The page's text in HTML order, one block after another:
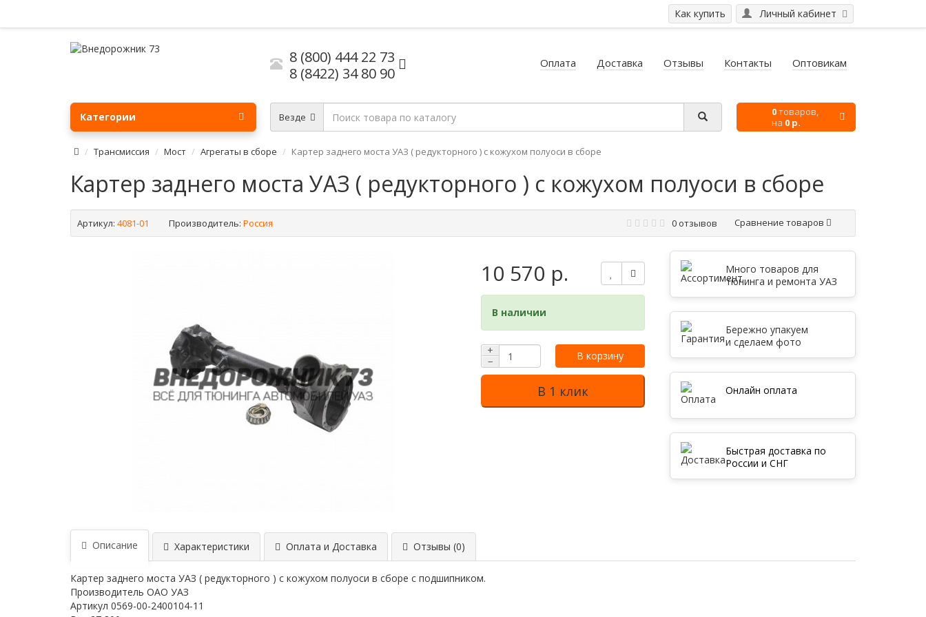
Личный кабинет
Как купить
8 (800) 444 22 73
8 (8422) 34 80 90
Оплата Доставка Отзывы Контакты Оптовикам
Везде 0товаров,
на 0 р.
Категории
Трансмиссия Мост Агрегаты в сборе Картер заднего моста УАЗ ( редукторного ) с кожухом полуоси в сборе
Картер заднего моста УАЗ ( редукторного ) с кожухом полуоси в сборе
Артикул: 4081-01 Производитель: Россия Сравнение товаров
0 отзывов
10 570 р.
В наличии
+
−
В корзину
В 1 клик
Много товаров для
тюнинга и ремонта УАЗ
Бережно упакуем
и сделаем фото
Онлайн оплата
Быстрая доставка по
России и СНГ
Описание Характеристики Оплата и Доставка Отзывы (0)
Картер заднего моста УАЗ ( редукторного ) с кожухом полуоси в сборе с подшипником.
Производитель ОАО УАЗ
Артикул 0569-00-2400104-11